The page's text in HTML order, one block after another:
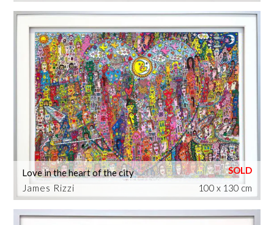
James Rizzi
Love in the heart of the city
100 x 130 cm